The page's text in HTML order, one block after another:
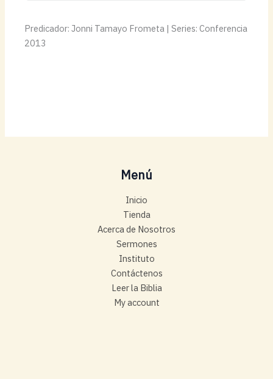
Predicador: Jonni Tamayo Frometa | Series: Conferencia
2013
Menú
Inicio
Tienda
Acerca de Nosotros
Sermones
Instituto
Contáctenos
Leer la Biblia
My account